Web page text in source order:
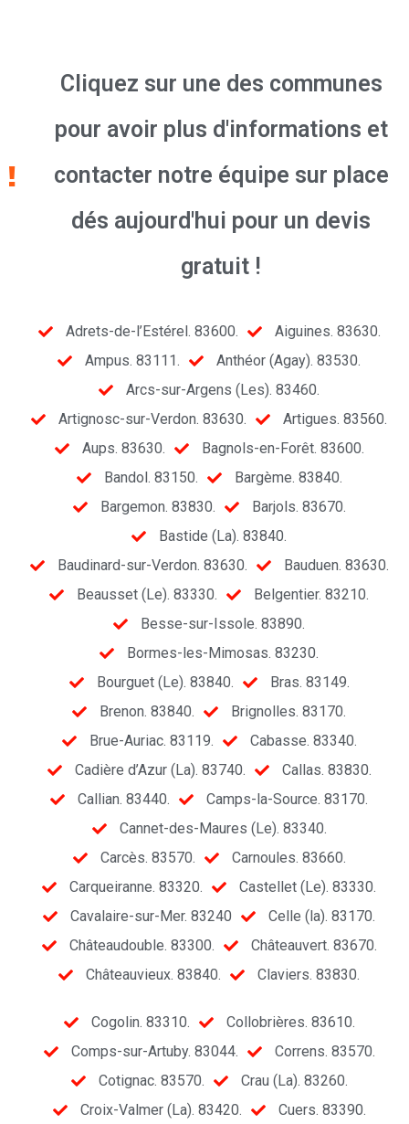
Cliquez sur une des communes
pour avoir plus d'informations et
contacter notre équipe sur place
dés aujourd'hui pour un devis
gratuit !
Adrets-de-l’Estérel. 83600.
Aiguines. 83630.
Ampus. 83111.
Anthéor (Agay). 83530.
Arcs-sur-Argens (Les). 83460.
Artignosc-sur-Verdon. 83630.
Artigues. 83560.
Aups. 83630.
Bagnols-en-Forêt. 83600.
Bandol. 83150.
Bargème. 83840.
Bargemon. 83830.
Barjols. 83670.
Bastide (La). 83840.
Baudinard-sur-Verdon. 83630.
Bauduen. 83630.
Beausset (Le). 83330.
Belgentier. 83210.
Besse-sur-Issole. 83890.
Bormes-les-Mimosas. 83230.
Bourguet (Le). 83840.
Bras. 83149.
Brenon. 83840.
Brignolles. 83170.
Brue-Auriac. 83119.
Cabasse. 83340.
Cadière d’Azur (La). 83740.
Callas. 83830.
Callian. 83440.
Camps-la-Source. 83170.
Cannet-des-Maures (Le). 83340.
Carcès. 83570.
Carnoules. 83660.
Carqueiranne. 83320.
Castellet (Le). 83330.
Cavalaire-sur-Mer. 83240
Celle (la). 83170.
Châteaudouble. 83300.
Châteauvert. 83670.
Châteauvieux. 83840.
Claviers. 83830.
Cogolin. 83310.
Collobrières. 83610.
Comps-sur-Artuby. 83044.
Correns. 83570.
Cotignac. 83570.
Crau (La). 83260.
Croix-Valmer (La). 83420.
Cuers. 83390.